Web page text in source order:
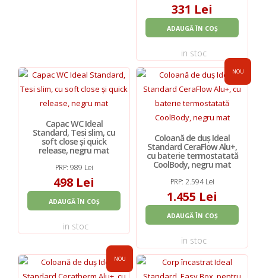
331 Lei
ADAUGĂ ÎN COȘ
in stoc
Capac WC Ideal
Standard, Tesi slim, cu
soft close și quick
release, negru mat
PRP: 989 Lei
498 Lei
ADAUGĂ ÎN COȘ
in stoc
NOU
Coloană de duș Ideal
Standard CeraFlow Alu+,
cu baterie termostatată
CoolBody, negru mat
PRP: 2.594 Lei
1.455 Lei
ADAUGĂ ÎN COȘ
in stoc
NOU